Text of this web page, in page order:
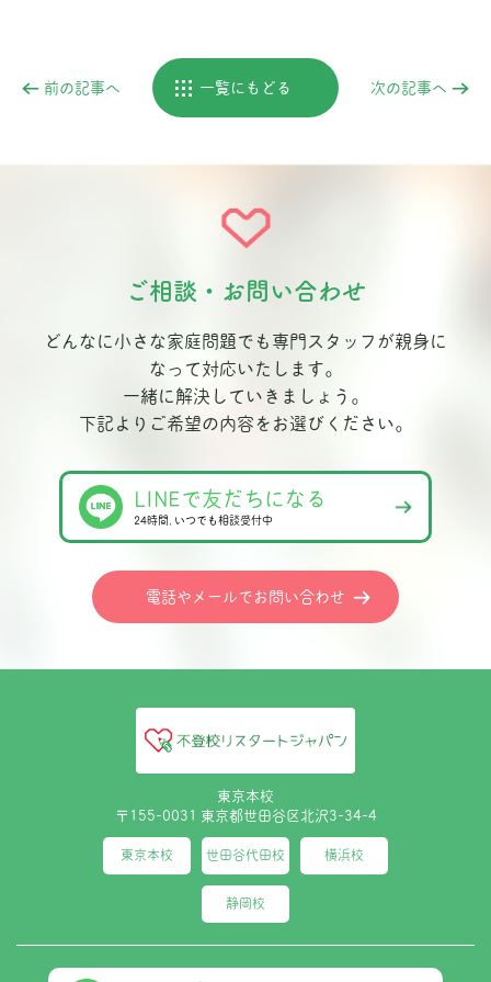
前の記事へ 一覧にもどる 次の記事へ
ご相談・お問い合わせ
どんなに小さな家庭問題でも専門スタッフが親身に
なって対応いたします。
一緒に解決していきましょう。
下記よりご希望の内容をお選びください。
LINEで友だちになる
24時間､いつでも相談受付中
電話やメールでお問い合わせ
東京本校
〒155-0031 東京都世田谷区北沢3-34-4
東京本校 世田谷代田校 横浜校
静岡校